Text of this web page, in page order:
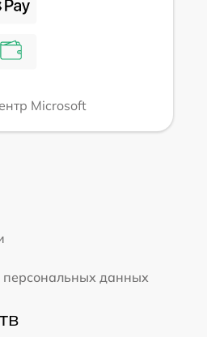
Microsoft
персональных данных